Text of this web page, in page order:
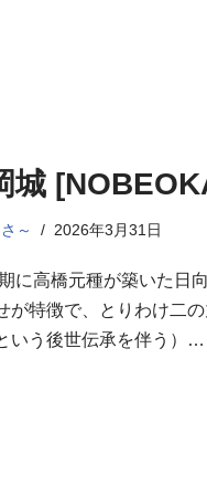
城
～ 2026年3月31日
に高橋元種が築いた日
が特徴で、とりわけ二
いう後世伝承を伴う）…